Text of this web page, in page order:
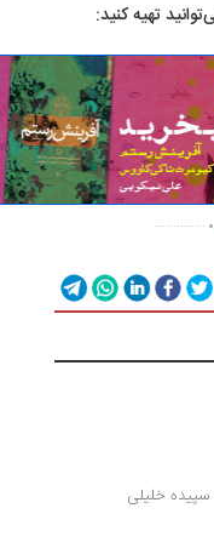
تهیه کنید: